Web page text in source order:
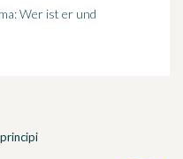
Wer ist er und